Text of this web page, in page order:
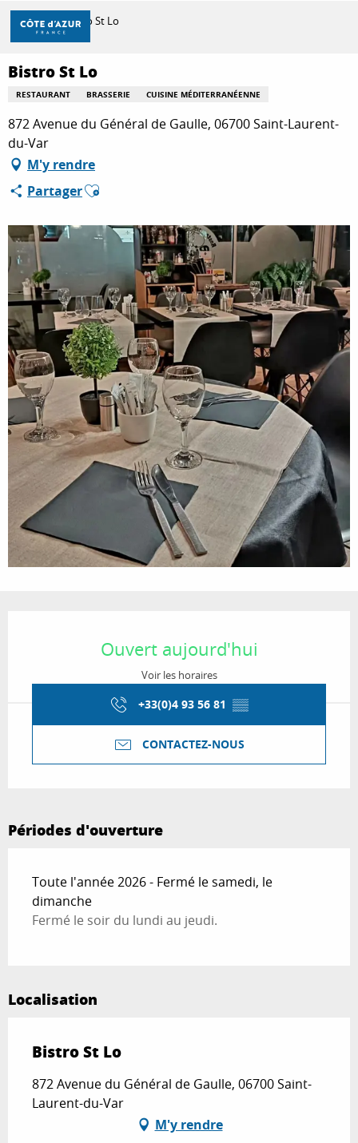
Aller
contenu
principal
DÉCOUVRIR
À FAIRE
SÉJOURNER
Accueil Bistro St Lo
Bistro St Lo
RESTAURANT BRASSERIE CUISINE MÉDITERRANÉENNE
872 Avenue du Général de Gaulle, 06700 Saint-Laurent-
du-Var
M'y rendre
PartagerAjouter aux favoris
Ouvert aujourd'hui
Voir les horaires
+33(0)4 93 56 81 ▒▒
CONTACTEZ-NOUS
Périodes d'ouverture
Toute l'année 2026 - Fermé le samedi, le
dimanche
Fermé le soir du lundi au jeudi.
Localisation
Bistro St Lo
872 Avenue du Général de Gaulle, 06700 Saint-
Laurent-du-Var
M'y rendre